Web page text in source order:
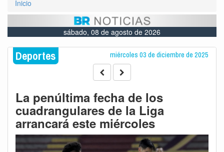
Inicio
sábado, 08 de agosto de 2026
Deportes miércoles 03 de diciembre de 2025
La penúltima fecha de los
cuadrangulares de la Liga
arrancará este miércoles